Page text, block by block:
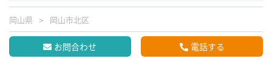
岡山県 岡山市北区
お問合わせ 電話する